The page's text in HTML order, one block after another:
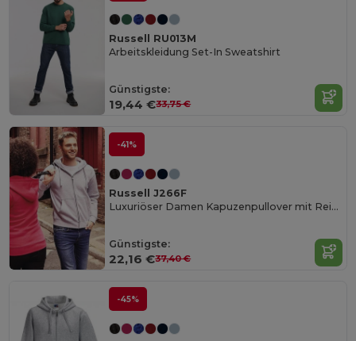
Russell RU013M
Arbeitskleidung Set-In Sweatshirt
Günstigste:
19,44 €33,75 €
-41%
Russell J266F
Luxuriöser Damen Kapuzenpullover mit Reißverschluss
Günstigste:
22,16 €37,40 €
-45%